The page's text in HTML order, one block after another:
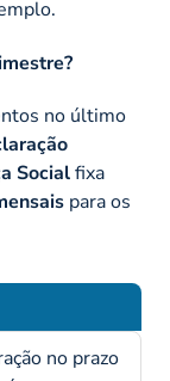
no último
Socialfixa
para os
no prazo